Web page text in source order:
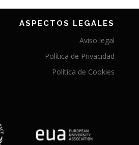
ASPECTOS LEGALES
Aviso legal
Política de Privacidad
Política de Cookies